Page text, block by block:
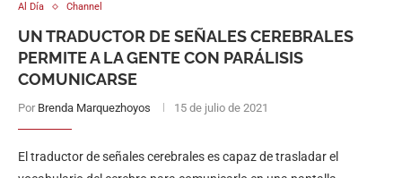
Al Día Channel
UN TRADUCTOR DE SEÑALES CEREBRALES
PERMITE A LA GENTE CON PARÁLISIS
COMUNICARSE
Por Brenda Marquezhoyos 15 de julio de 2021
El traductor de señales cerebrales es capaz de trasladar el